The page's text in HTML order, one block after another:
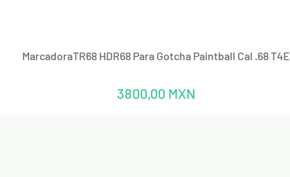
Vista rápida
MarcadoraTR68 HDR68 Para Gotcha Paintball Cal .68 T4E
Precio
3800,00 MXN